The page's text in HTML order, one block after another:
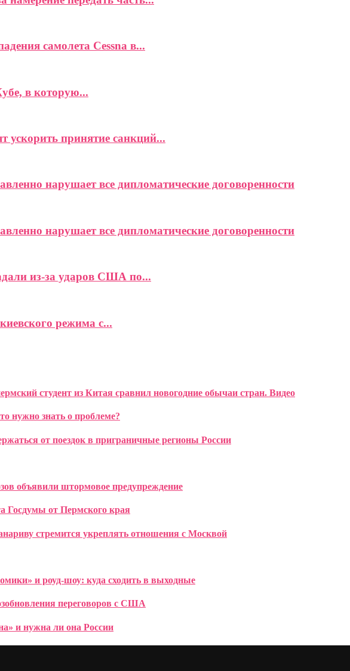
самолета Cessna в...
в которую...
принятие санкций...
нарушает все дипломатические договоренности
нарушает все дипломатические договоренности
из-за ударов США по...
режима с...
студент из Китая сравнил новогодние обычаи стран. Видео
нужно знать о проблеме?
от поездок в приграничные регионы России
объявили штормовое предупреждение
Госдумы от Пермского края
стремится укреплять отношения с Москвой
и роуд-шоу: куда сходить в выходные
переговоров с США
и нужна ли она России